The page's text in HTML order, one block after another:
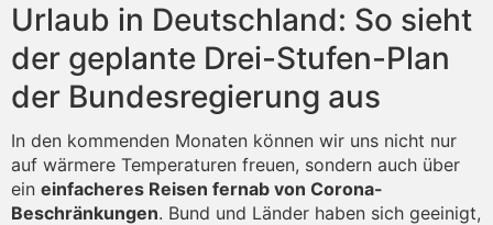
Urlaub in Deutschland: So sieht
der geplante Drei-Stufen-Plan
der Bundesregierung aus
In den kommenden Monaten können wir uns nicht nur
auf wärmere Temperaturen freuen, sondern auch über
ein einfacheres Reisen fernab von Corona-
Beschränkungen. Bund und Länder haben sich geeinigt,